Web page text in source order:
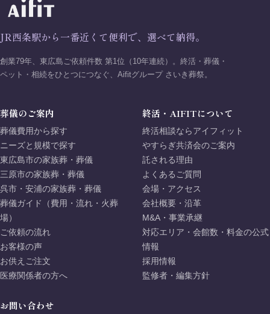
JR西条駅から一番近くて便利で、選べて納得。
創業79年、東広島ご依頼件数 第1位（10年連続）。終活・葬儀・
ペット・相続をひとつにつなぐ、Aifitグループ さいき葬祭。
葬儀のご案内
葬儀費用から探す
ニーズと規模で探す
東広島市の家族葬・葬儀
三原市の家族葬・葬儀
呉市・安浦の家族葬・葬儀
葬儀ガイド（費用・流れ・火葬
場）
ご依頼の流れ
お客様の声
お供えご注文
医療関係者の方へ
終活・AIFITについて
終活相談ならアイフィット
やすらぎ共済会のご案内
託される理由
よくあるご質問
会場・アクセス
会社概要・沿革
M&A・事業承継
対応エリア・会館数・料金の公式
情報
採用情報
監修者・編集方針
お問い合わせ